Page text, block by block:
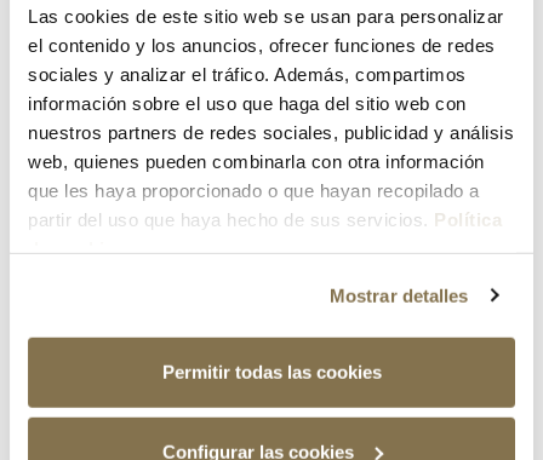
Las cookies de este sitio web se usan para personalizar
el contenido y los anuncios, ofrecer funciones de redes
sociales y analizar el tráfico. Además, compartimos
información sobre el uso que haga del sitio web con
nuestros partners de redes sociales, publicidad y análisis
web, quienes pueden combinarla con otra información
que les haya proporcionado o que hayan recopilado a
partir del uso que haya hecho de sus servicios. Política
Mostrar detalles
Permitir todas las cookies
Configurar las cookies
¿Has olvidado tu contraseña?